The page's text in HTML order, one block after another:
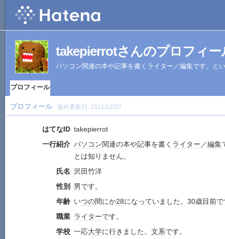
takepierrotさんのプロフィー
パソコン関連の本や記事を書くライター／編集です。と
プロフィール
プロフィール 最終更新日: 2011/12/22
はてなID takepierrot
一行紹介 パソコン関連の本や記事を書く ライター／編集
とは知りません。
氏名 沢田竹洋
性別
男です。
年齢 いつの間にか28になっていました。30歳目前で
職業 ライターです。
学校 一応大学に行きました。 文系です。